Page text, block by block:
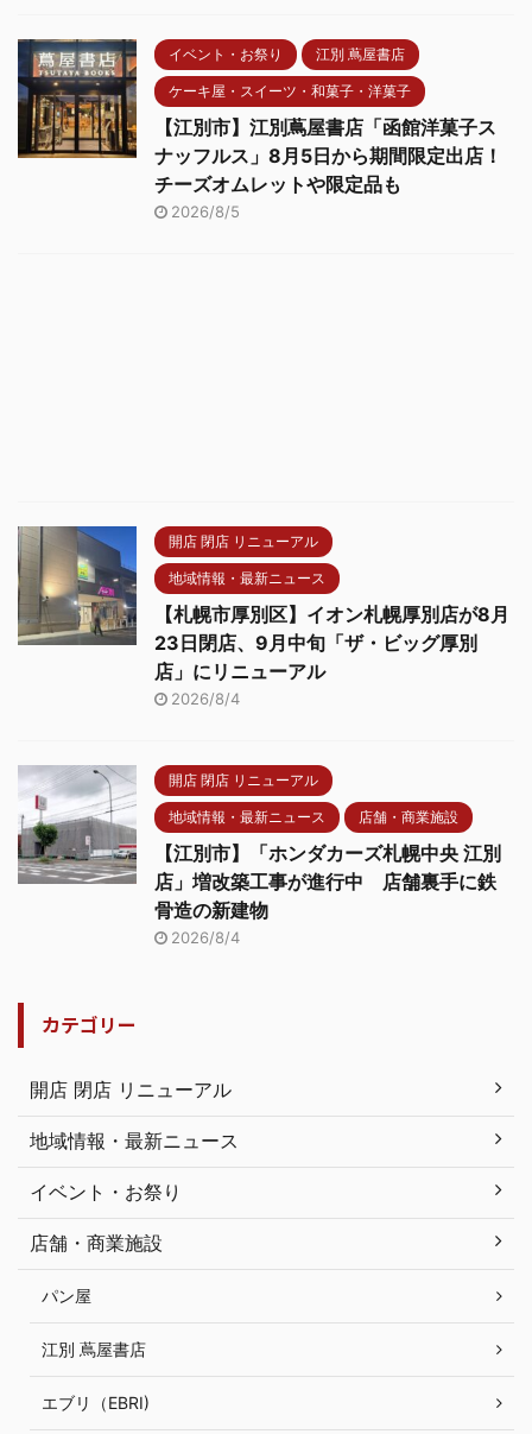
イベント・お祭り 江別 蔦屋書店
ケーキ屋・スイーツ・和菓子・洋菓子
【江別市】江別蔦屋書店「函館洋菓子ス
ナッフルス」8月5日から期間限定出店！
チーズオムレットや限定品も
2026/8/5
開店 閉店 リニューアル
地域情報・最新ニュース
【札幌市厚別区】イオン札幌厚別店が8月
23日閉店、9月中旬「ザ・ビッグ厚別
店」にリニューアル
2026/8/4
開店 閉店 リニューアル
地域情報・最新ニュース 店舗・商業施設
【江別市】「ホンダカーズ札幌中央 江別
店」増改築工事が進行中 店舗裏手に鉄
骨造の新建物
2026/8/4
カテゴリー
開店 閉店 リニューアル
地域情報・最新ニュース
イベント・お祭り
店舗・商業施設
パン屋
江別 蔦屋書店
エブリ（EBRI)